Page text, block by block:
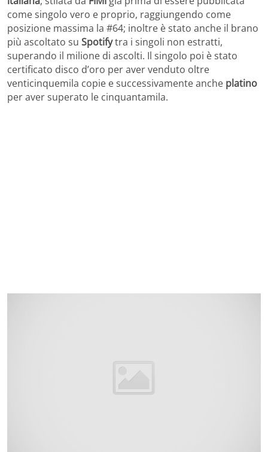
come singolo vero e proprio, raggiungendo come
posizione massima la #64; inoltre è stato anche il brano
più ascoltato su Spotifytra i singoli non estratti,
superando il milione di ascolti. Il singolo poi è stato
certificato disco d’oro per aver venduto oltre
venticinquemila copie e successivamente anche platino
per aver superato le cinquantamila.